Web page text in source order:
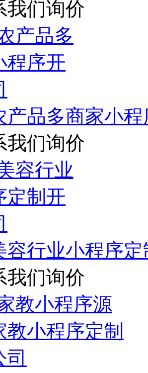
我们询价
产品多商家小
我们询价
容行业小程序
我们询价